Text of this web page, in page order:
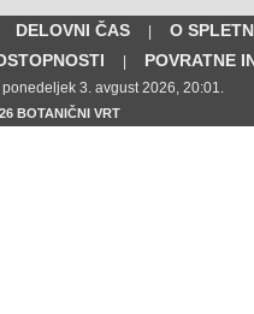
DELOVNI ČAS |
O
| POVRATNE
3. avgust 2026, 20:01.
BOTANIČNI VRT